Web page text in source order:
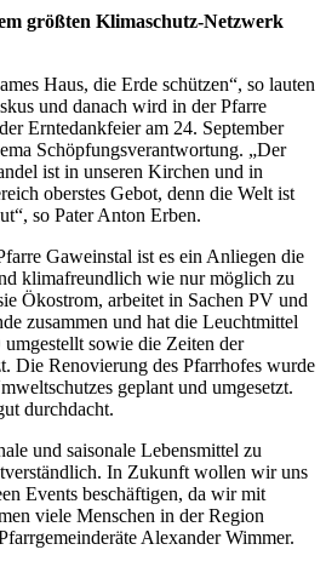
größten Klimaschutz-Netzwerk
Haus, die Erde schützen“, so lauten
und danach wird in der Pfarre
Erntedankfeier am 24. September
Schöpfungsverantwortung. „Der
ist in unseren Kirchen und in
oberstes Gebot, denn die Welt ist
so Pater Anton Erben.
Gaweinstal ist es ein Anliegen die
klimafreundlich wie nur möglich zu
Ökostrom, arbeitet in Sachen PV und
zusammen und hat die Leuchtmittel
sowie die Zeiten der
Die Renovierung des Pfarrhofes wurde
geplant und umgesetzt.
durchdacht.
und saisonale Lebensmittel zu
In Zukunft wollen wir uns
Events beschäftigen, da wir mit
viele Menschen in der Region
Alexander Wimmer.